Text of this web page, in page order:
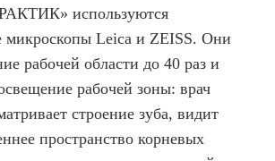
используются
микроскопы Leica и ZEISS. Они
рабочей области до 40 раз и
рабочей зоны: врач
строение зуба, видит
пространство корневых